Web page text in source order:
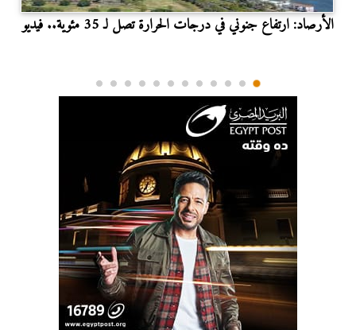
الأرصاد: ارتفاع جنوني في درجات الحرارة تصل لـ 35 مئوية.. فيديو